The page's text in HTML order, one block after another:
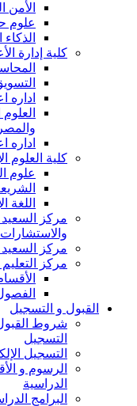
الأمن
علوم
كلية إدارة
اداره
العلوم
اداره
كلية العلوم
علوم
اللغة
مركز السعيد
والاستشارات
مركز
مركز
القبول و التسجيل
شروط
التسجيل
التسجيل
الرسوم و
الدراسية
البرامج